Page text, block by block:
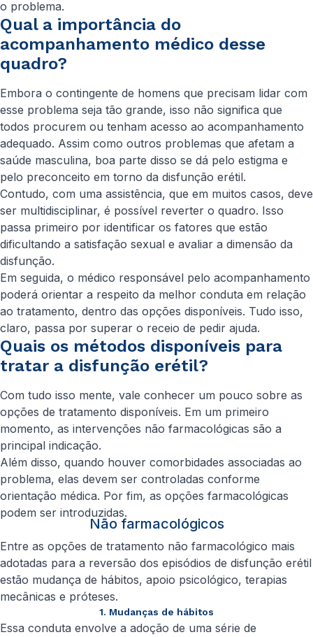
o problema.
Qual a importância do
acompanhamento médico desse
quadro?
Embora o contingente de homens que precisam lidar com
esse problema seja tão grande, isso não significa que
todos procurem ou tenham acesso ao acompanhamento
adequado. Assim como outros problemas que afetam a
saúde masculina, boa parte disso se dá pelo estigma e
pelo preconceito em torno da disfunção erétil.
Contudo, com uma assistência, que em muitos casos, deve
ser multidisciplinar, é possível reverter o quadro. Isso
passa primeiro por identificar os fatores que estão
dificultando a satisfação sexual e avaliar a dimensão da
disfunção.
Em seguida, o médico responsável pelo acompanhamento
poderá orientar a respeito da melhor conduta em relação
ao tratamento, dentro das opções disponíveis. Tudo isso,
claro, passa por superar o receio de pedir ajuda.
Quais os métodos disponíveis para
tratar a disfunção erétil?
Com tudo isso mente, vale conhecer um pouco sobre as
opções de tratamento disponíveis. Em um primeiro
momento, as intervenções não farmacológicas são a
principal indicação.
Além disso, quando houver comorbidades associadas ao
problema, elas devem ser controladas conforme
orientação médica. Por fim, as opções farmacológicas
podem ser introduzidas.
Não farmacológicos
Entre as opções de tratamento não farmacológico mais
adotadas para a reversão dos episódios de disfunção erétil
estão mudança de hábitos, apoio psicológico, terapias
mecânicas e próteses.
1. Mudanças de hábitos
Essa conduta envolve a adoção de uma série de